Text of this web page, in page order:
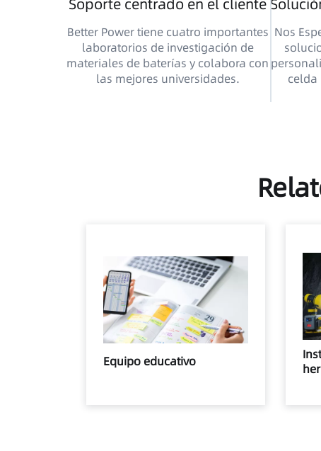
Better Power tiene cuatro importantes
laboratorios de investigación de
materiales de baterías y colabora con
las mejores universidades.
Nos
Equipo educativo